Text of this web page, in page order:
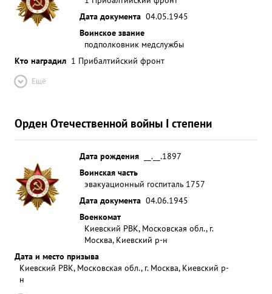
Дата документа 04.05.1945
Воинское звание
подполковник медслужбы
Кто наградил 1 Прибалтийский фронт
Ещё
Орден Отечественной войны I степени
Дата рождения
__.__.1897
Воинская часть
эвакуационный госпиталь 1757
Дата документа 04.06.1945
Военкомат
Киевский РВК, Московская обл., г.
Москва, Киевский р-н
Дата и место призыва
Киевский РВК, Московская обл., г. Москва, Киевский р-
н